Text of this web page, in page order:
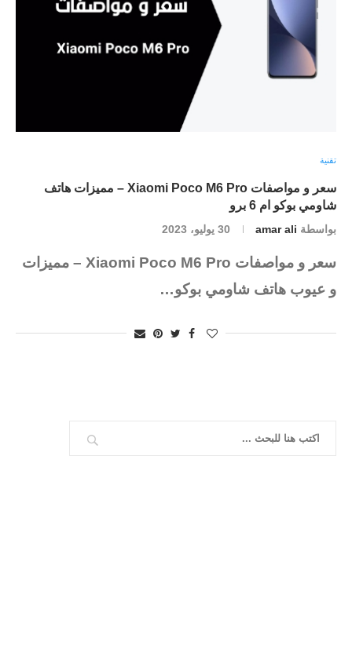
تقنية
سعر و مواصفات Xiaomi Poco M6 Pro – مميزات هاتف
شاومي بوكو ام 6 برو
بواسطة amar ali 30 يوليو، 2023
سعر و مواصفات Xiaomi Poco M6 Pro – مميزات
و عيوب هاتف شاومي بوكو…